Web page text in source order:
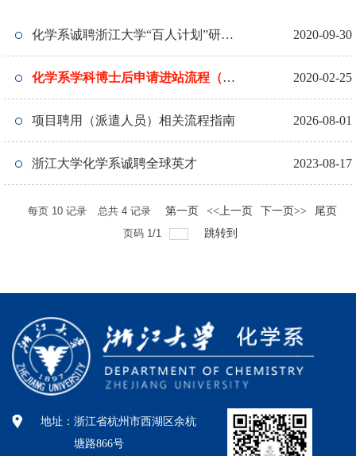
化学系诚聘浙江大学“百人计划”研究
员
2020-09-30
化学系学科博士后申请进站流程（更
新）
2020-02-25
项目聘用（派遣人员）相关流程指南 2026-08-01
浙江大学化学系诚聘全球英才 2023-08-17
每页 10记录 总共 4记录 第一页 <<上一页 下一页>>
尾页
页码 1/1 跳转到
地址： 浙江省杭州市西湖区余杭
塘路866号